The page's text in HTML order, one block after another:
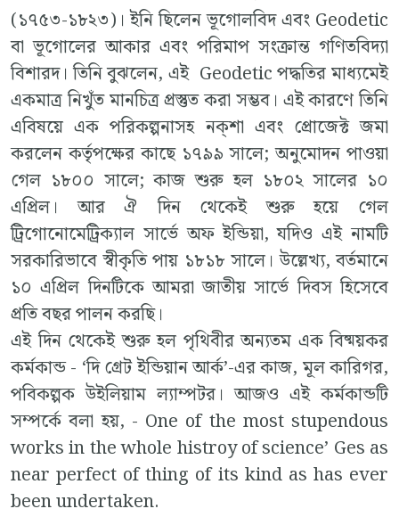
(১৭৫৩-১৮২৩)। ইনি ছিলেন ভূগোলবিদ এবং Geodetic
বা ভূগোলের আকার এবং পরিমাপ সংক্রান্ত গণিতবিদ্যা
বিশারদ। তিনি বুঝলেন, এই Geodetic পদ্ধতির মাধ্যমেই
একমাত্র নিখুঁত মানচিত্র প্রস্তুত করা সম্ভব। এই কারণে তিনি
এবিষয়ে এক পরিকল্পনাসহ নক্শা এবং প্রোজেক্ট জমা
করলেন কর্তৃপক্ষের কাছে ১৭৯৯ সালে; অনুমোদন পাওয়া
গেল ১৮০০ সালে; কাজ শুরু হল ১৮০২ সালের ১০
এপ্রিল। আর ঐ দিন থেকেই শুরু হয়ে গেল
ট্রিগোনোমেট্রিক্যাল সার্ভে অফ ইন্ডিয়া, যদিও এই নামটি
সরকারিভাবে স্বীকৃতি পায় ১৮১৮ সালে। উল্লেখ্য, বর্তমানে
১০ এপ্রিল দিনটিকে আমরা জাতীয় সার্ভে দিবস হিসেবে
প্রতি বছর পালন করছি।
এই দিন থেকেই শুরু হল পৃথিবীর অন্যতম এক বিষ্ময়কর
কর্মকান্ড - ‘দি গ্রেট ইন্ডিয়ান আর্ক’-এর কাজ, মূল কারিগর,
পবিকল্পক উইলিয়াম ল্যাম্পটর। আজও এই কর্মকান্ডটি
সম্পর্কে বলা হয়, - One of the most stupendous
works in the whole histroy of science’ Ges as
near perfect of thing of its kind as has ever
been undertaken.